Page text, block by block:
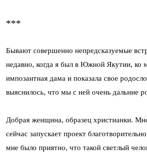
***
Бывают совершенно непредсказуемые
недавно, когда я был в Южной Якутии, ко
импозантная дама и показала свое
выяснилось, что мы с ней очень дальние
Добрая женщина, образец христианки.
сейчас запускает проект
мне было приятно, что такой светлый